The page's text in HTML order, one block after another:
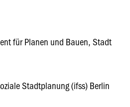
für Planen und Bauen, Stadt
Stadtplanung (ifss) Berlin